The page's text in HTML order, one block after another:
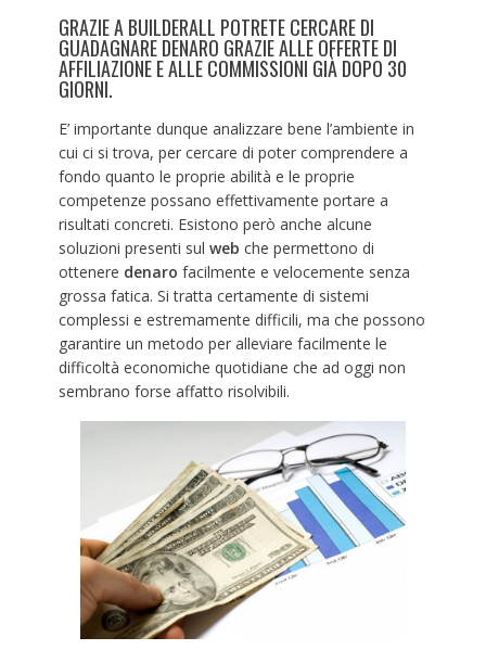
GRAZIE A BUILDERALL POTRETE CERCARE DI
GUADAGNARE DENARO GRAZIE ALLE OFFERTE DI
AFFILIAZIONE E ALLE COMMISSIONI GIÀ DOPO 30
GIORNI.
E’ importante dunque analizzare bene l’ambiente in
cui ci si trova, per cercare di poter comprendere a
fondo quanto le proprie abilità e le proprie
competenze possano effettivamente portare a
risultati concreti. Esistono però anche alcune
soluzioni presenti sul web che permettono di
ottenere denaro facilmente e velocemente senza
grossa fatica. Si tratta certamente di sistemi
complessi e estremamente difficili, ma che possono
garantire un metodo per alleviare facilmente le
difficoltà economiche quotidiane che ad oggi non
sembrano forse affatto risolvibili.